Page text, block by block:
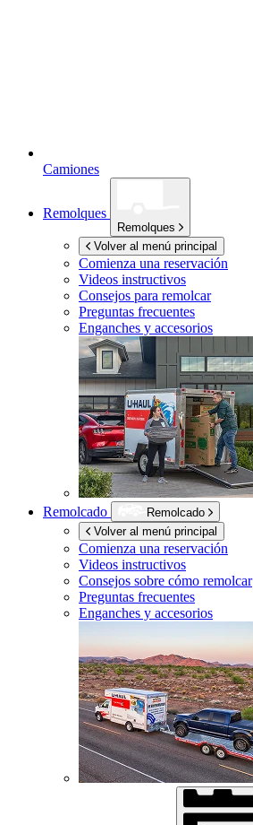
Camiones
Remolques
Remolques
Volver al menú principal
Comienza una reservación
Videos instructivos
Consejos para remolcar
Preguntas frecuentes
Enganches y accesorios
Remolcado
Remolcado
Volver al menú principal
Comienza una reservación
Videos instructivos
Consejos sobre cómo remolcar
Preguntas frecuentes
Enganches y accesorios